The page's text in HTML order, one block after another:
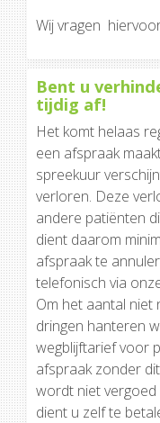
Wij vragen
Bent u
tijdig af!
Het komt helaas
een afspraak
spreekuur
verloren. Deze
andere patiënten
dient daarom
afspraak te
telefonisch via
Om het aantal niet
dringen hanteren
wegblijftarief voor
afspraak zonder
wordt niet
dient u zelf te